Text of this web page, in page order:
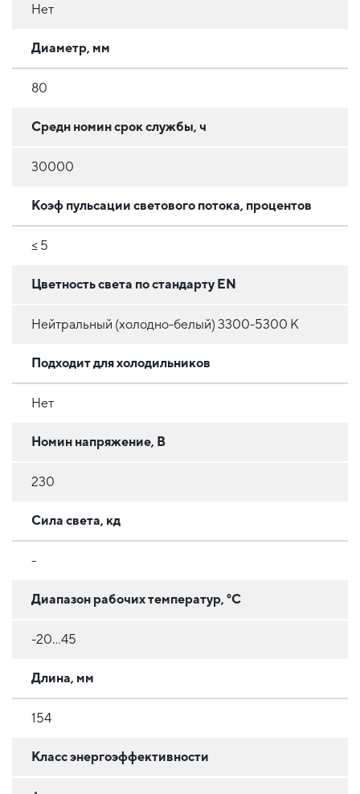
Нет
Диаметр, мм
80
Средн номин срок службы, ч
30000
Коэф пульсации светового потока, процентов
≤ 5
Цветность света по стандарту EN
Нейтральный (холодно-белый) 3300-5300 K
Подходит для холодильников
Нет
Номин напряжение, В
230
Сила света, кд
-
Диапазон рабочих температур, °C
-20...45
Длина, мм
154
Класс энергоэффективности